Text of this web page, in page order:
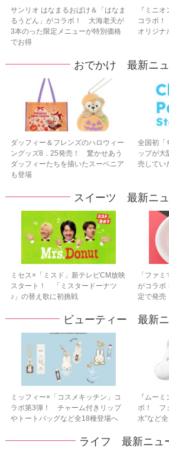
サンリオ はなまるおばけ＆「はなま
るうどん」がコラボ！ 大海老天が
3本のった限定メニューが特別価格
でお得
『ミニ
コラボ
オリジナ
おでかけ 最新ニ
ダッフィー＆フレンズのハロウィー
ングッズ8．25発売！ 驚かせあう
ダッフィーたちを描いたスーベニア
も登場
全国初「
ップが
売してい
スイーツ 最新ニ
ミセス×「ミスド」新テレビCM放映
スタート！ 「ミスタードーナツ
♪」の替え歌に初挑戦
「ファ
がコラ
定で発売
ビューティー 最新
ミッフィー×「コスメキッチン」コ
ラボ第3弾！ チャーム付きリップ
やトートバッグなど全18種登場へ
『ムー
ボ！ フ
水”など
ライフ 最新ニュ